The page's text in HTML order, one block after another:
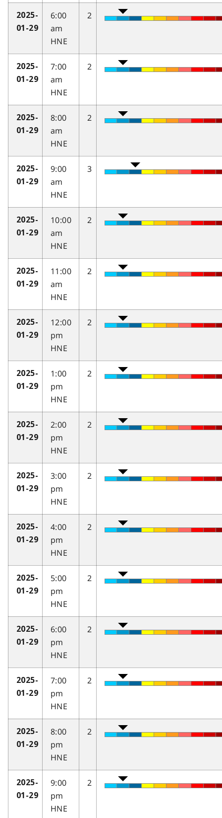
2025-
01-29
6:00
am
HNE
2
2025-
01-29
7:00
am
HNE
2
2025-
01-29
8:00
am
HNE
2
2025-
01-29
9:00
am
HNE
3
2025-
01-29
10:00
am
HNE
2
2025-
01-29
11:00
am
HNE
2
2025-
01-29
12:00
pm
HNE
2
2025-
01-29
1:00
pm
HNE
2
2025-
01-29
2:00
pm
HNE
2
2025-
01-29
3:00
pm
HNE
2
2025-
01-29
4:00
pm
HNE
2
2025-
01-29
5:00
pm
HNE
2
2025-
01-29
6:00
pm
HNE
2
2025-
01-29
7:00
pm
HNE
2
2025-
01-29
8:00
pm
HNE
2
2025-
01-29
9:00
pm
HNE
2